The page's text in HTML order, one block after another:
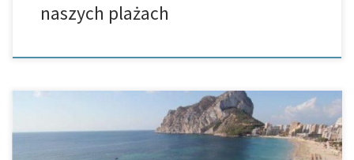
naszych plażach